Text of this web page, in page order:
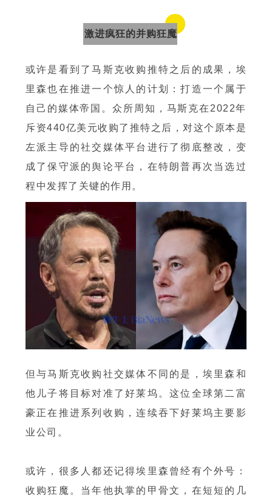
激进疯狂的并购狂魔
或许是看到了马斯克收购推特之后的成果，埃
里森也在推进一个惊人的计划：打造一个属于
自己的媒体帝国。众所周知，马斯克在2022年
斥资440亿美元收购了推特之后，对这个原本是
左派主导的社交媒体平台进行了彻底整改，变
成了保守派的舆论平台，在特朗普再次当选过
程中发挥了关键的作用。
但与马斯克收购社交媒体不同的是，埃里森和
他儿子将目标对准了好莱坞。这位全球第二富
豪正在推进系列收购，连续吞下好莱坞主要影
业公司。
或许，很多人都还记得埃里森曾经有个外号：
收购狂魔。当年他执掌的甲骨文，在短短的几